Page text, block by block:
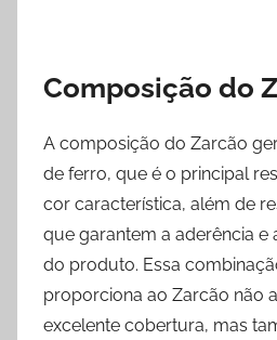
Composição do
A composição do Zarcão
de ferro, que é o principal
cor característica, além de
que garantem a aderência e
do produto. Essa
proporciona ao Zarcão não
excelente cobertura, mas